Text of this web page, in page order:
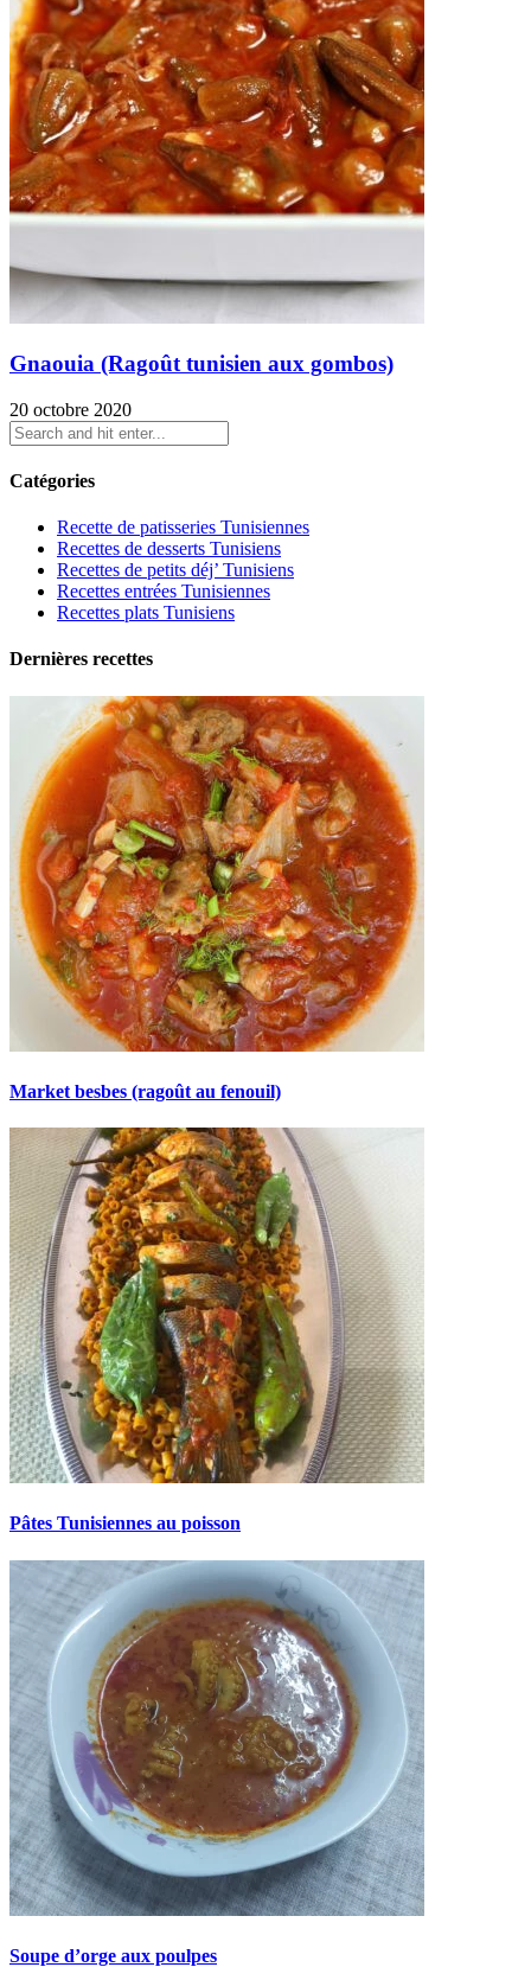
Gnaouia (Ragoût tunisien aux gombos)
20 octobre 2020
Catégories
Recette de patisseries Tunisiennes
Recettes de desserts Tunisiens
Recettes de petits déj’ Tunisiens
Recettes entrées Tunisiennes
Recettes plats Tunisiens
Dernières recettes
Market besbes (ragoût au fenouil)
Pâtes Tunisiennes au poisson
Soupe d’orge aux poulpes